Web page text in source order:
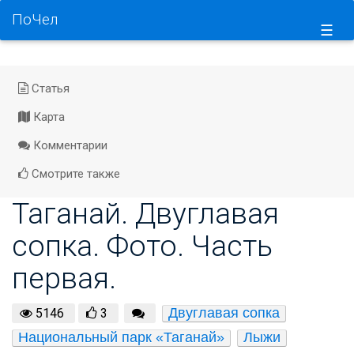
☰
ПоЧел
Статья
Карта
Комментарии
Смотрите также
Таганай. Двуглавая
сопка. Фото. Часть
первая.
5146 3
Двуглавая сопка
Национальный парк «Таганай»
Лыжи